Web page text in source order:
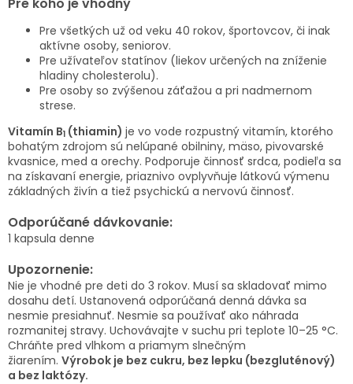
Pre všetkých už od veku 40 rokov, športovcov, či inak
aktívne osoby, seniorov.
Pre užívateľov statínov (liekov určených na zníženie
hladiny cholesterolu).
Pre osoby so zvýšenou záťažou a pri nadmernom
strese.
Vitamín B1 (thiamin) je vo vode rozpustný vitamín, ktorého
bohatým zdrojom sú nelúpané obilniny, mäso, pivovarské
kvasnice, med a orechy. Podporuje činnosť srdca, podieľa sa
na získavaní energie, priaznivo ovplyvňuje látkovú výmenu
základných živín a tiež psychickú a nervovú činnosť.
Odporúčané dávkovanie:
1 kapsula denne
Upozornenie:
Nie je vhodné pre deti do 3 rokov. Musí sa skladovať mimo
dosahu detí. Ustanovená odporúčaná denná dávka sa
nesmie presiahnuť. Nesmie sa používať ako náhrada
rozmanitej stravy. Uchovávajte v suchu pri teplote 10–25 °C.
Chráňte pred vlhkom a priamym slnečným
žiarením. Výrobok je bez cukru, bez lepku (bezgluténový)
a bez laktózy.